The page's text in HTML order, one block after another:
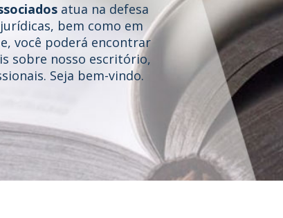
atua na defesa
bem como em
você poderá encontrar
sobre nosso escritório,
Seja bem-vindo.